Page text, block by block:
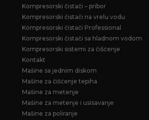
Kompresorski čistači – pribor
Kompresorski čistači na vrelu vodu
Kompresorski čistači Professional
Kompresorski čistači sa hladnom vodom
Kompresorski sistemi za čišćenje
Kontakt
Mašine sa jednim diskom
Mašine za čišćenje tepiha
Mašine za metenje
Mašine za metenje i usisavanje
Mašine za poliranje